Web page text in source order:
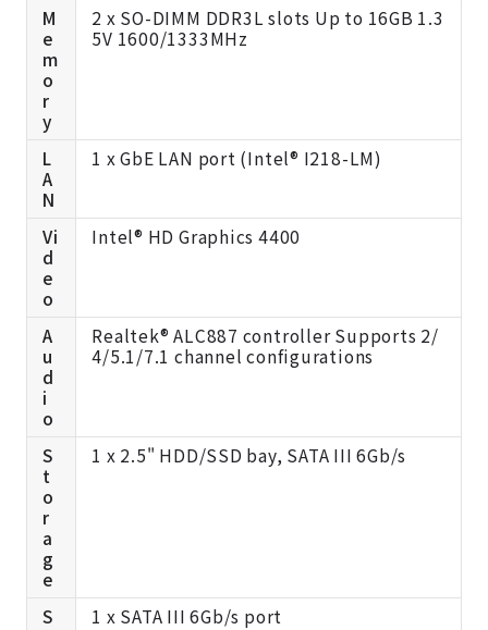
M
e
m
o
r
y
2 x SO-DIMM DDR3L slots Up to 16GB 1.3
5V 1600/1333MHz
L
A
N
1 x GbE LAN port (Intel® I218-LM)
Vi
d
e
o
Intel® HD Graphics 4400
A
u
d
i
o
Realtek® ALC887 controller Supports 2/
4/5.1/7.1 channel configurations
S
t
o
r
a
g
e
1 x 2.5" HDD/SSD bay, SATA III 6Gb/s
S
1 x SATA III 6Gb/s port